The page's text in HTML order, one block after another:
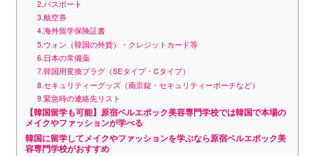
2.パスポート
3.航空券
4.海外留学保険証書
5.ウォン（韓国の外貨）・クレジットカード等
6.日本の常備薬
7.韓国用変換プラグ（SEタイプ・Cタイプ）
8.セキュリティーグッズ（南京錠・セキュリティーポーチなど）
9.緊急時の連絡先リスト
【韓国留学も可能】原宿ベルエポック美容専門学校では韓国で本場の
メイクやファッションが学べる
韓国に留学してメイクやファッションを学ぶなら原宿ベルエポック美
容専門学校がおすすめ